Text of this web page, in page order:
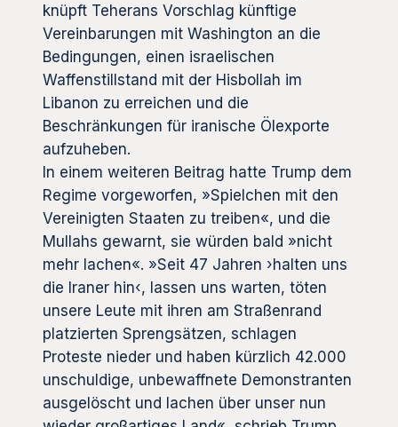
knüpft Teherans Vorschlag künftige
Vereinbarungen mit Washington an die
Bedingungen, einen israelischen
Waffenstillstand mit der Hisbollah im
Libanon zu erreichen und die
Beschränkungen für iranische Ölexporte
aufzuheben.
In einem weiteren Beitrag hatte Trump dem
Regime vorgeworfen, »Spielchen mit den
Vereinigten Staaten zu treiben«, und die
Mullahs gewarnt, sie würden bald »nicht
mehr lachen«. »Seit 47 Jahren ›halten uns
die Iraner hin‹, lassen uns warten, töten
unsere Leute mit ihren am Straßenrand
platzierten Sprengsätzen, schlagen
Proteste nieder und haben kürzlich 42.000
unschuldige, unbewaffnete Demonstranten
ausgelöscht und lachen über unser nun